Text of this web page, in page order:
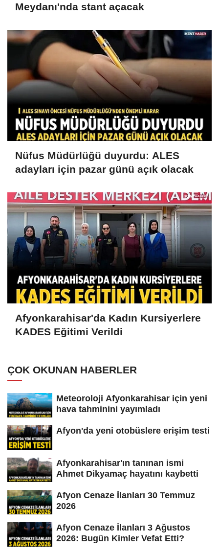
Meydanı'nda stant açacak
Nüfus Müdürlüğü duyurdu: ALES
adayları için pazar günü açık olacak
Afyonkarahisar'da Kadın Kursiyerlere
KADES Eğitimi Verildi
ÇOK OKUNAN HABERLER
Meteoroloji Afyonkarahisar için yeni
hava tahminini yayımladı
Afyon'da yeni otobüslere erişim testi
Afyonkarahisar'ın tanınan ismi
Ahmet Dikyamaç hayatını kaybetti
Afyon Cenaze İlanları 30 Temmuz
2026
Afyon Cenaze İlanları 3 Ağustos
2026: Bugün Kimler Vefat Etti?